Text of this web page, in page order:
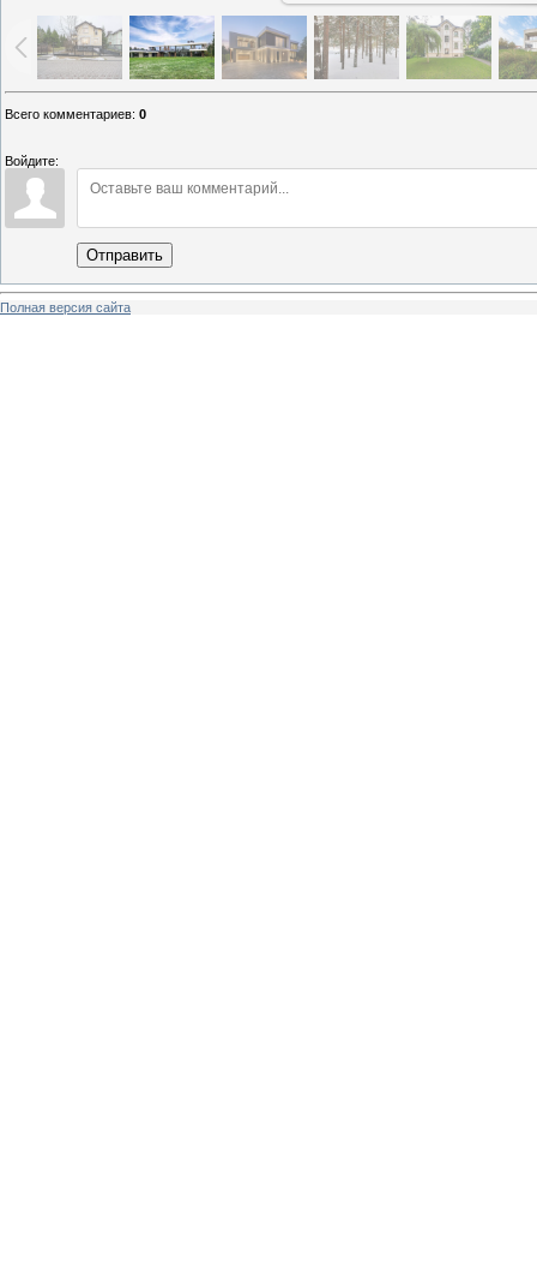
Всего комментариев: 0
Войдите:
Отправить
Полная версия сайта